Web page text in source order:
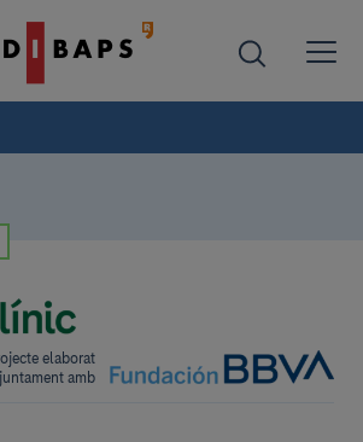
elaborat
amb